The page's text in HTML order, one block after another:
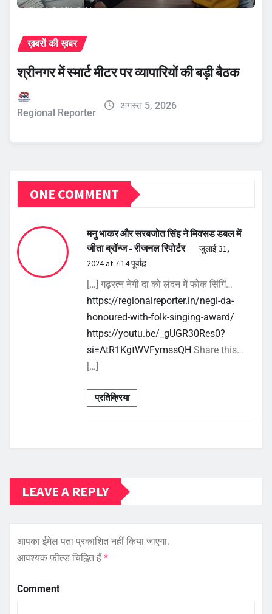
ख़बरों की ख़बर
श्रीनगर में स्मार्ट मीटर पर व्यापारियों की बड़ी बैठक
Regional Reporter
अगस्त 5, 2026
ONE COMMENT
मनु भाकर और सरबजोत सिंह ने मिक्सड डबल में
जीता ब्रॉन्ज - रीजनल रिपोर्टर
जुलाई 31,
2024 at 7:14 पूर्वाह्न
[…] गढ़रत्न नेगी दा को लंदन में फोक सिंगिं…
https://regionalreporter.in/negi-da-
honoured-with-folk-singing-award/
https://youtu.be/_gUGR30Res0?
si=AtR1KgtWVFymssQH Share this…
[…]
प्रतिक्रिया
LEAVE A REPLY
आपका ईमेल पता प्रकाशित नहीं किया जाएगा.
आवश्यक फ़ील्ड चिह्नित हैं*
Comment